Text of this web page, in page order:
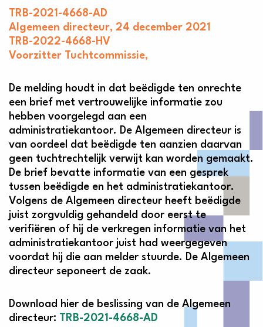
TRB-2021-4668-AD
Algemeen directeur, 24 december 2021
TRB-2022-4668-HV
Voorzitter Tuchtcommissie,
De melding houdt in dat beëdigde ten onrechte
een brief met vertrouwelijke informatie zou
hebben voorgelegd aan een
administratiekantoor. De Algemeen directeur is
van oordeel dat beëdigde ten aanzien daarvan
geen tuchtrechtelijk verwijt kan worden gemaakt.
De brief bevatte informatie van een gesprek
tussen beëdigde en het administratiekantoor.
Volgens de Algemeen directeur heeft beëdigde
juist zorgvuldig gehandeld door eerst te
verifiëren of hij de verkregen informatie van het
administratiekantoor juist had weergegeven
voordat hij die aan melder stuurde. De Algemeen
directeur seponeert de zaak.
Download hier de beslissing van de Algemeen
directeur: TRB-2021-4668-AD